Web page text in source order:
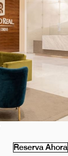
Reserva Ahora